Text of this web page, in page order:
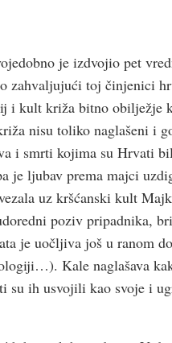
je izdvojio pet
zahvaljujući toj činjenici
i kult križa bitno obilježje
nisu toliko naglašeni i
i smrti kojima su Hrvati
je ljubav prema majci
uz kršćanski kult
poziv pripadnika,
je uočljiva još u ranom
Kale naglašava
su ih usvojili kao svoje i